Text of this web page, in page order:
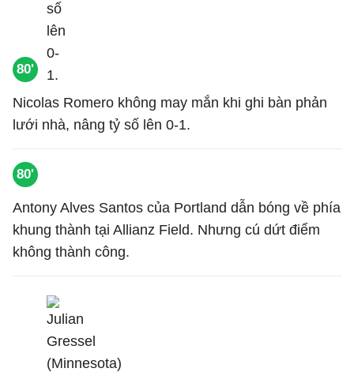
80'
Nicolas Romero không may mắn khi ghi bàn phản
lưới nhà, nâng tỷ số lên 0-1.
80'
Antony Alves Santos của Portland dẫn bóng về phía
khung thành tại Allianz Field. Nhưng cú dứt điểm
không thành công.